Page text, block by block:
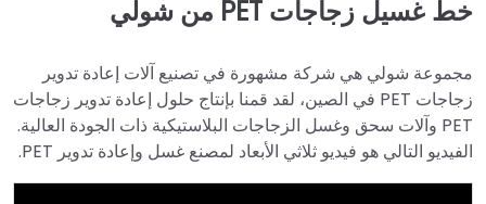
خط غسيل زجاجات PET من شولي
مجموعة شولي هي شركة مشهورة في تصنيع آلات إعادة تدوير
زجاجات PET في الصين، لقد قمنا بإنتاج حلول إعادة تدوير زجاجات
PET وآلات سحق وغسل الزجاجات البلاستيكية ذات الجودة العالية.
الفيديو التالي هو فيديو ثلاثي الأبعاد لمصنع غسل وإعادة تدوير PET.